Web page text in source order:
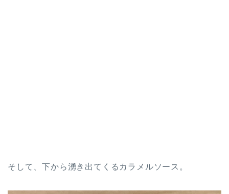
そして、下から湧き出てくるカラメルソース。